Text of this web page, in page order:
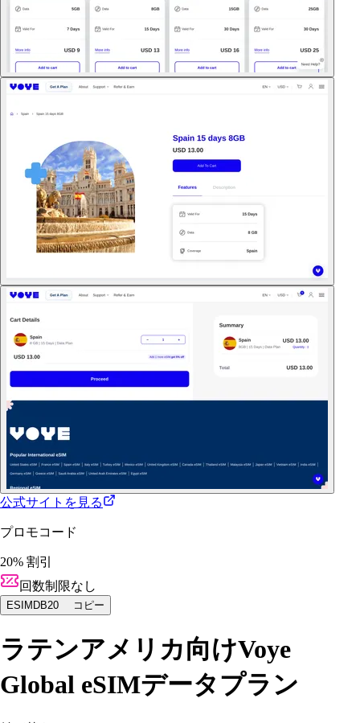
公式サイトを見る
プロモコード
20% 割引
回数制限なし
ESIMDB20 コピー
ラテンアメリカ向けVoye
Global eSIMデータプラン